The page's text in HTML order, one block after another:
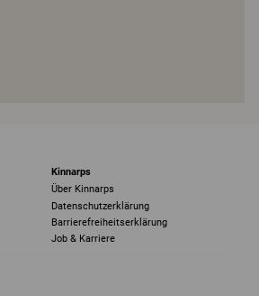
Kinnarps
Über Kinnarps
Datenschutzerklärung
Barrierefreiheits­erklärung
Job & Karriere